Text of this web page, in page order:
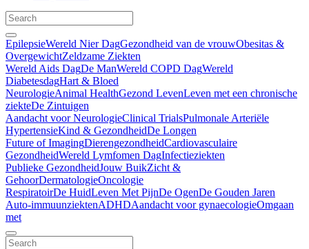
EpilepsieWereld Nier DagGezondheid van de vrouwObesitas &
OvergewichtZeldzame Ziekten
Wereld Aids DagDe ManWereld COPD DagWereld
DiabetesdagHart & Bloed
NeurologieAnimal HealthGezond LevenLeven met een chronische
ziekteDe Zintuigen
Aandacht voor NeurologieClinical TrialsPulmonale Arteriële
HypertensieKind & GezondheidDe Longen
Future of ImagingDierengezondheidCardiovasculaire
GezondheidWereld Lymfomen DagInfectieziekten
Publieke GezondheidJouw BuikZicht &
GehoorDermatologieOncologie
RespiratoirDe HuidLeven Met PijnDe OgenDe Gouden Jaren
Auto-immuunziektenADHDAandacht voor gynaecologieOmgaan
met